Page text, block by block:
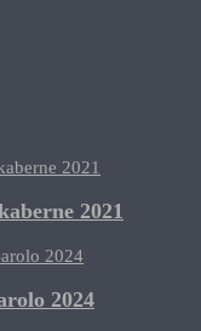
2021
2024